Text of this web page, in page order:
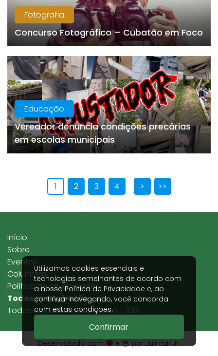
Fotografia
Concurso Fotográfico – Cubatão em Foco
Educação
Vereador denuncia condições precárias
em escolas municipais
1 2 3 4 > >>
Utilizamos cookies essenciais e
tecnologias semelhantes de acordo com
a nossaPolítica de Privacidade e, ao
continuar navegando, você concorda
com estas condições.
Confirmar
Todos por Cubatão
Todos os direitos reservados - 2021
Início
Sobre
Eventos
Colunistas
Política de privacidade
Desenvolvido com e por Julimar Jr.